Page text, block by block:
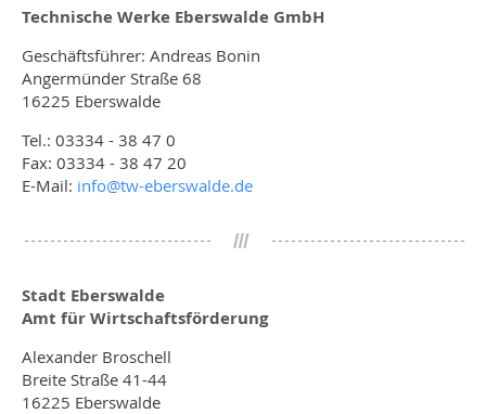
Technische Werke Eberswalde GmbH
Geschäftsführer: Andreas Bonin
Angermünder Straße 68
16225 Eberswalde
Tel.: 03334 - 38 47 0
Fax: 03334 - 38 47 20
E-Mail: info@tw-eberswalde.de
Stadt Eberswalde
Amt für Wirtschaftsförderung
Alexander Broschell
Breite Straße 41-44
16225 Eberswalde